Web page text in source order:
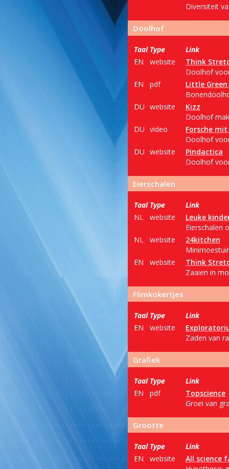
Diversiteit
Doolhof
Taal Type
Link
EN
website
Think
Doolhof
EN
pdf
Little
DU website
Kizz
Doolhof
DU video
Forsche
Doolhof
DU website
Pindactica
Doolhof
Eierschalen
Taal Type
Link
NL
website
Leuke
Eierschalen
NL
website
24kitchen
EN
website
Think
Zaaien in
Flimkokertjes
Taal Type
Link
EN
website
Zaden van
Grafiek
Taal Type
Link
EN
pdf
Topscience
Groei van
Grootte
Taal Type
Link
EN
website
All science